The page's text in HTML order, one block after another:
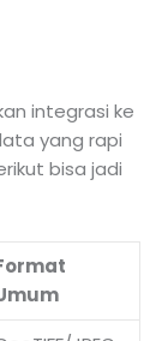
integrasi ke
yang rapi
bisa jadi